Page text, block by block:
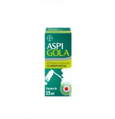
ERA:
€16.90.
È:
€11.60.